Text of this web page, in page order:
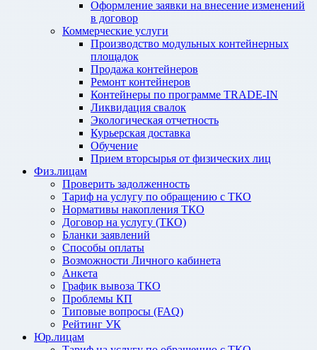
Оформление заявки на внесение изменений
в договор
Коммерческие услуги
Производство модульных контейнерных
площадок
Продажа контейнеров
Ремонт контейнеров
Контейнеры по программе TRADE-IN
Ликвидация свалок
Экологическая отчетность
Курьерская доставка
Обучение
Прием вторсырья от физических лиц
Физ.лицам
Проверить задолженность
Тариф на услугу по обращению с ТКО
Нормативы накопления ТКО
Договор на услугу (ТКО)
Бланки заявлений
Способы оплаты
Возможности Личного кабинета
Анкета
График вывоза ТКО
Проблемы КП
Типовые вопросы (FAQ)
Рейтинг УК
Юр.лицам